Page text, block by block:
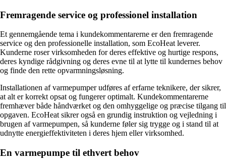
Fremragende service og professionel installation
Et gennemgående tema i kundekommentarerne er den fremragende
service og den professionelle installation, som EcoHeat leverer.
Kunderne roser virksomheden for deres effektive og hurtige respons,
deres kyndige rådgivning og deres evne til at lytte til kundernes behov
og finde den rette opvarmningsløsning.
Installationen af varmepumper udføres af erfarne teknikere, der sikrer,
at alt er korrekt opsat og fungerer optimalt. Kundekommentarerne
fremhæver både håndværket og den omhyggelige og præcise tilgang til
opgaven. EcoHeat sikrer også en grundig instruktion og vejledning i
brugen af varmepumpen, så kunderne føler sig trygge og i stand til at
udnytte energieffektiviteten i deres hjem eller virksomhed.
En varmepumpe til ethvert behov